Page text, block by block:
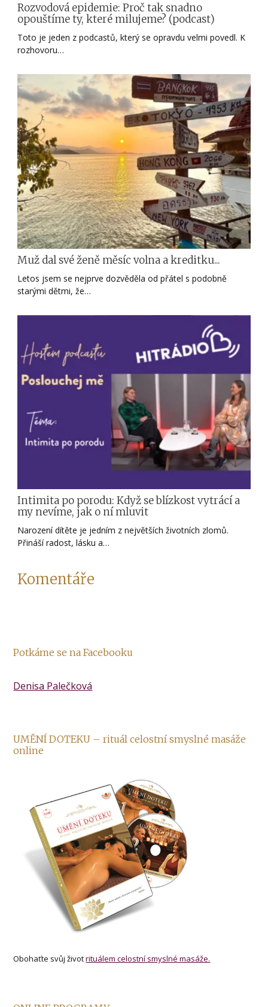
Rozvodová epidemie: Proč tak snadno
opouštíme ty, které milujeme? (podcast)
Toto je jeden z podcastů, který se opravdu velmi povedl. K
rozhovoru…
Muž dal své ženě měsíc volna a kreditku...
Letos jsem se nejprve dozvěděla od přátel s podobně
starými dětmi, že…
Intimita po porodu: Když se blízkost vytrácí a
my nevíme, jak o ní mluvit
Narození dítěte je jedním z největších životních zlomů.
Přináší radost, lásku a…
Komentáře
Potkáme se na Facebooku
Denisa Palečková
UMĚNÍ DOTEKU – rituál celostní smyslné masáže
online
Obohaťte svůj životrituálem celostní smyslné masáže.